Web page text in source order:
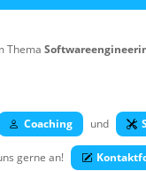
Thema
Coaching und
gerne an!